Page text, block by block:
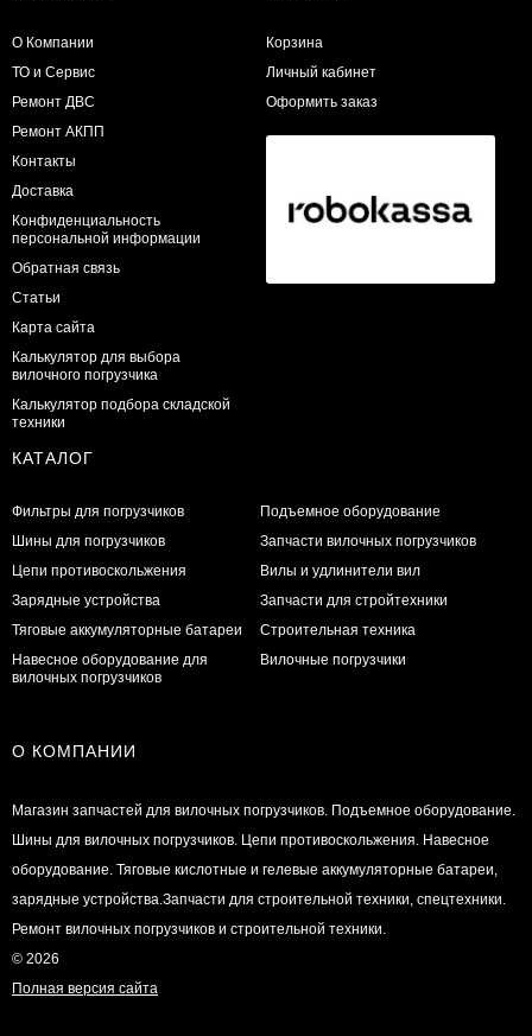
О Компании
ТО и Сервис
​Ремонт ДВС
Ремонт АКПП
Контакты
Доставка
Конфиденциальность
персональной информации
Обратная связь
Статьи
Карта сайта
Калькулятор для выбора
вилочного погрузчика
Калькулятор подбора складской
техники
Корзина
Личный кабинет
Оформить заказ
КАТАЛОГ
Фильтры для погрузчиков
Шины для погрузчиков
Цепи противоскольжения
Зарядные устройства
Тяговые аккумуляторные батареи
Навесное оборудование для
вилочных погрузчиков
Подъемное оборудование
Запчасти вилочных погрузчиков
Вилы и удлинители вил
Запчасти для стройтехники
Строительная техника
Вилочные погрузчики
О КОМПАНИИ
Магазин запчастей для вилочных погрузчиков. Подъемное оборудование.
Шины для вилочных погрузчиков. Цепи противоскольжения. Навесное
оборудование. Тяговые кислотные и гелевые аккумуляторные батареи,
зарядные устройства.Запчасти для строительной техники, спецтехники.
Ремонт вилочных погрузчиков и строительной техники.
© 2026
Полная версия сайта